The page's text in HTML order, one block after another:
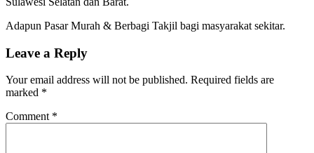
Adapun Pasar Murah & Berbagi Takjil bagi masyarakat sekitar.
Leave a Reply
Your email address will not be published. Required fields are
marked *
Comment *